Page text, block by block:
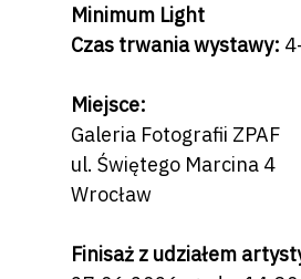
Minimum Light
Czas trwania wystawy:
Miejsce:
Galeria Fotografii ZPAF
ul. Świętego Marcina 4
Wrocław
Finisaż z udziałem